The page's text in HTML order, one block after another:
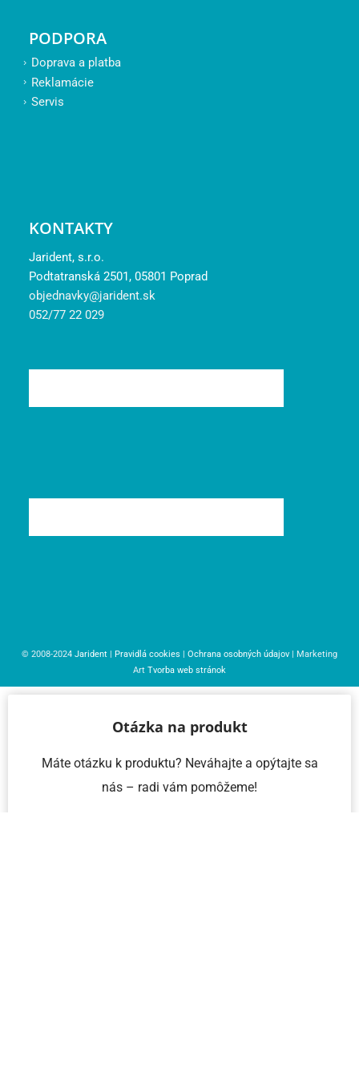
PODPORA
Doprava a platba
Reklamácie
Servis
KONTAKTY
Jarident, s.r.o.
Podtatranská 2501, 05801 Poprad
objednavky@jarident.sk
052/77 22 029
© 2008-2024 Jarident Pravidlá cookies Ochrana osobných údajov | Marketing
Art Tvorba web stránok
Otázka na produkt
Máte otázku k produktu? Neváhajte a opýtajte sa
nás – radi vám pomôžeme!